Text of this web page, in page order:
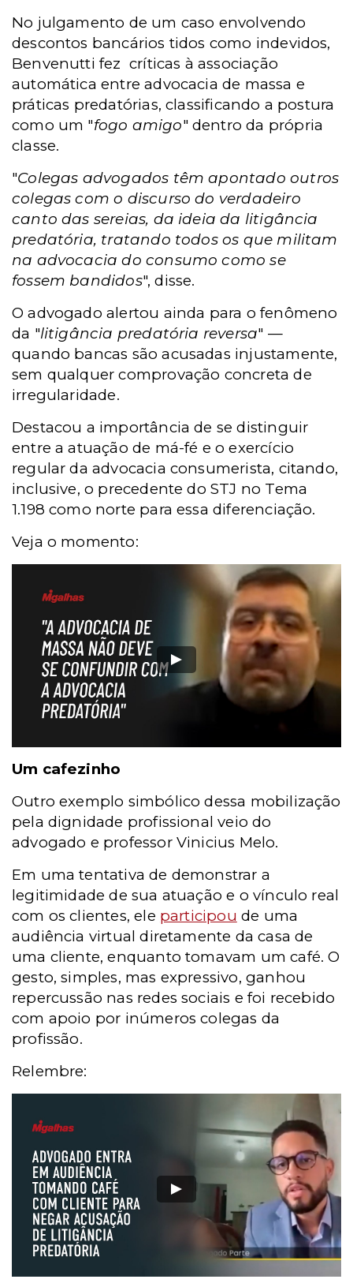
No julgamento de um caso envolvendo
descontos bancários tidos como indevidos,
Benvenutti fez críticas à associação
automática entre advocacia de massa e
práticas predatórias, classificando a postura
como um "fogo amigo" dentro da própria
classe.
"Colegas advogados têm apontado outros
colegas com o discurso do verdadeiro
canto das sereias, da ideia da litigância
predatória, tratando todos os que militam
na advocacia do consumo como se
fossem bandidos", disse.
O advogado alertou ainda para o fenômeno
da "litigância predatória reversa" —
quando bancas são acusadas injustamente,
sem qualquer comprovação concreta de
irregularidade.
Destacou a importância de se distinguir
entre a atuação de má-fé e o exercício
regular da advocacia consumerista, citando,
inclusive, o precedente do STJ no Tema
1.198 como norte para essa diferenciação.
Veja o momento:
Um cafezinho
Outro exemplo simbólico dessa mobilização
pela dignidade profissional veio do
advogado e professor Vinicius Melo.
Em uma tentativa de demonstrar a
legitimidade de sua atuação e o vínculo real
com os clientes, ele participou de uma
audiência virtual diretamente da casa de
uma cliente, enquanto tomavam um café. O
gesto, simples, mas expressivo, ganhou
repercussão nas redes sociais e foi recebido
com apoio por inúmeros colegas da
profissão.
Relembre: